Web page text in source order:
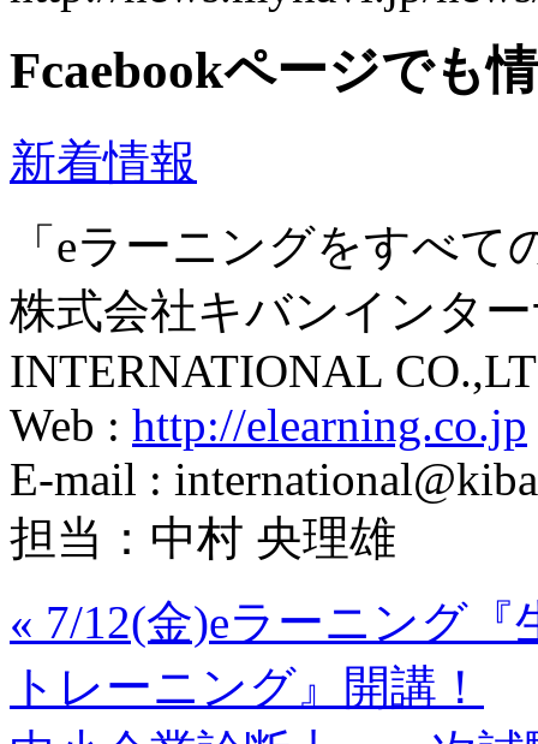
Fcaebookページでも
新着情報
「eラーニングをすべて
株式会社キバンインタ
INTERNATIONAL
Web : http://elearning.co.jp
E-mail :
担当：中村 央理雄
« 7/12(金)eラーニング
トレーニング』開講！